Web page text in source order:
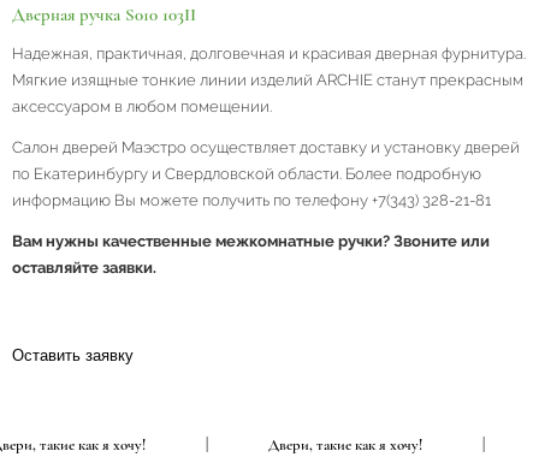
Дверная ручка S010 103II
Надежная, практичная, долговечная и красивая дверная фурнитура.
Мягкие изящные тонкие линии изделий ARCHIE станут прекрасным
аксессуаром в любом помещении.
Салон дверей Маэстро осуществляет доставку и установку дверей
по Екатеринбургу и Свердловской области. Более подробную
информацию Вы можете получить по телефону +7(343) 328-21-81
Вам нужны качественные межкомнатные ручки? Звоните или
оставляйте заявки.
Оставить заявку
Двери, такие как я хочу! Двери, такие как я хочу!